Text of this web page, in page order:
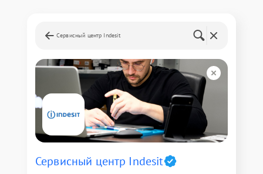
Сервисный центр Indesit
Сервисный центр Indesit